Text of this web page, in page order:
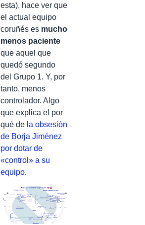
esta), hace ver que
el actual equipo
coruñés es mucho
menos paciente
que aquel que
quedó segundo
del Grupo 1. Y, por
tanto, menos
controlador. Algo
que explica el por
qué de la obsesión
de Borja Jiménez
por dotar de
«control» a su
equipo.